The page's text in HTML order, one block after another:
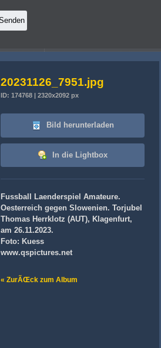
20231126_7951.jpg
ID: 174768 | 2320x2092 px
Bild herunterladen
In die Lightbox
Fussball Laenderspiel Amateure.
Oesterreich gegen Slowenien. Torjubel
Thomas Herrklotz (AUT), Klagenfurt,
am 26.11.2023.
Foto: Kuess
www.qspictures.net
« ZurÃŒck zum Album